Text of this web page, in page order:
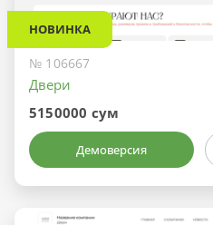
НОВИНКА
№ 106667
Двери
5150000 сум
Демоверсия